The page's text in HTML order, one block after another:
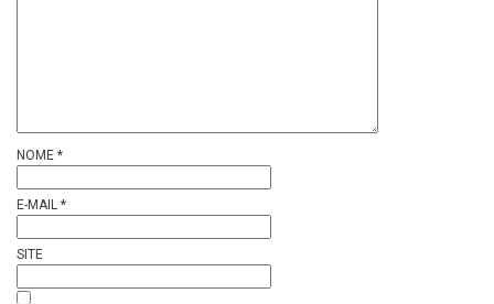
NOME *
E-MAIL *
SITE